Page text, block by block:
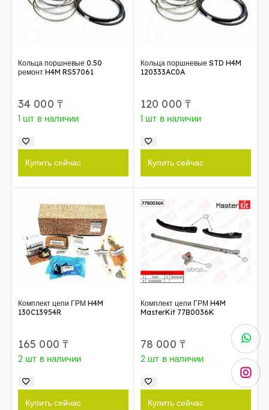
Кольца поршневые 0.50
ремонт H4M RS57061
34 000 ₸
1 шт в наличии
Купить сейчас
Кольца поршневые STD H4M
120333AC0A
120 000 ₸
1 шт в наличии
Купить сейчас
Комплект цепи ГРМ H4M
130C13954R
165 000 ₸
2 шт в наличии
Купить сейчас
Комплект цепи ГРМ H4M
MasterKit 77B0036K
78 000 ₸
2 шт в наличии
Купить сейчас